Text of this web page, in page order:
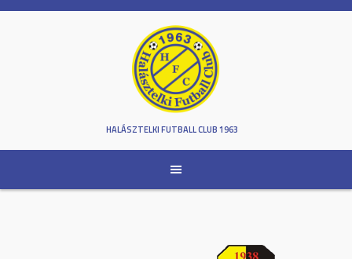
Skip
HALÁSZTELKI FUTBALL CLUB 1963